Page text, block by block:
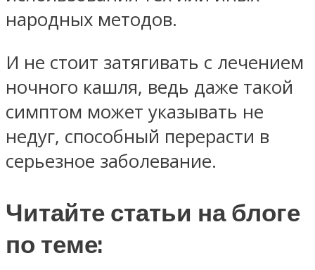
народных методов.
И не стоит затягивать с лечением
ночного кашля, ведь даже такой
симптом может указывать не
недуг, способный перерасти в
серьезное заболевание.
Читайте статьи на блоге
по теме: